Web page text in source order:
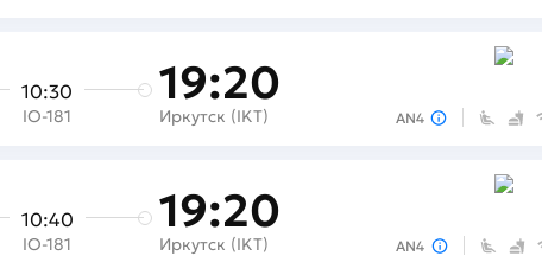
10:30
IO-181
19:20
Иркутск (IKT) AN4
10:40
IO-181
19:20
Иркутск (IKT) AN4